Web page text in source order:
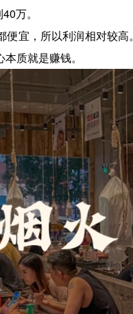
万。
便宜，所以利润相对较
质就是赚钱。